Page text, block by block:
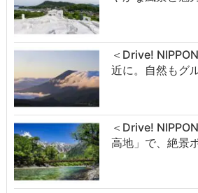
＜Drive!
近に。自然もグ
＜Drive!
高地」で、絶景